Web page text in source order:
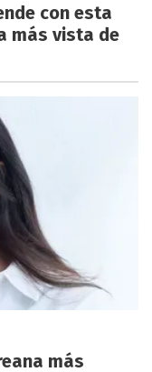
con esta
más vista de
más